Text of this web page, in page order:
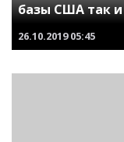
базы США так и
26.10.2019 05:45